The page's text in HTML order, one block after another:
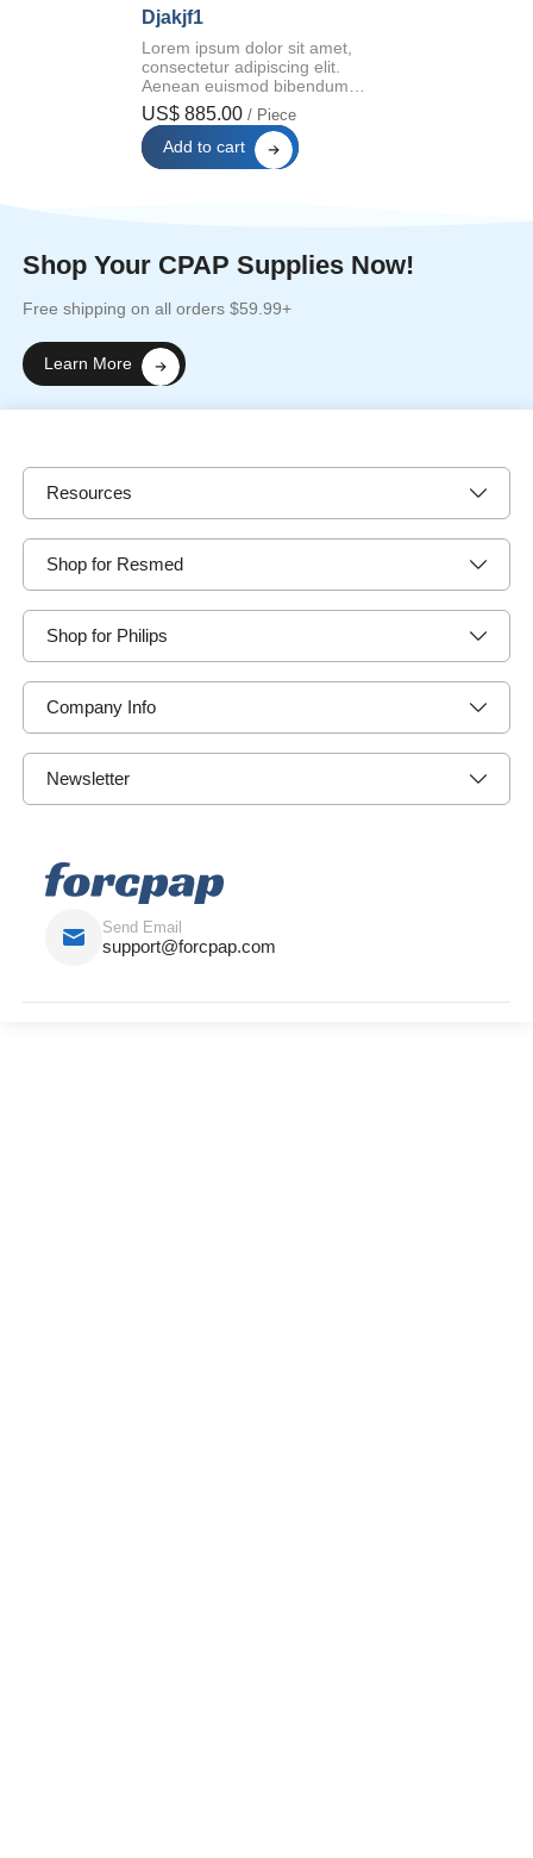
Djakjf1
Lorem ipsum dolor sit amet,
consectetur adipiscing elit.
Aenean euismod bibendum…
US$ 885.00/ Piece
Add to cart
Shop Your CPAP Supplies Now!
Free shipping on all orders $59.99+
Learn More
Resources
Shop for Resmed
Shop for Philips
Company Info
Newsletter
Send Email
support@forcpap.com